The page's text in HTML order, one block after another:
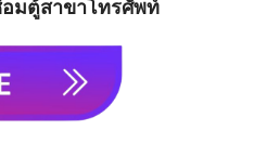
มตู้สาขาโทรศัพท์